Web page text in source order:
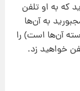
که به او تلفن
به آن‌ها
آن‌ها است) را
خواهید زد.